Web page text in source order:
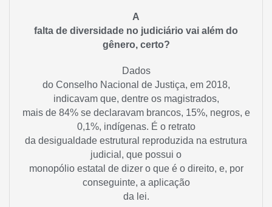
A
falta de diversidade no judiciário vai além do
gênero, certo?
Dados
do Conselho Nacional de Justiça, em 2018,
indicavam que, dentre os magistrados,
mais de 84% se declaravam brancos, 15%, negros, e
0,1%, indígenas. É o retrato
da desigualdade estrutural reproduzida na estrutura
judicial, que possui o
monopólio estatal de dizer o que é o direito, e, por
conseguinte, a aplicação
da lei.